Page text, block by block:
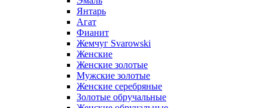
Янтарь
Агат
Фианит
Жемчуг Svarowski
Женские
Женские золотые
Мужские золотые
Женские серебряные
Золотые обручальные